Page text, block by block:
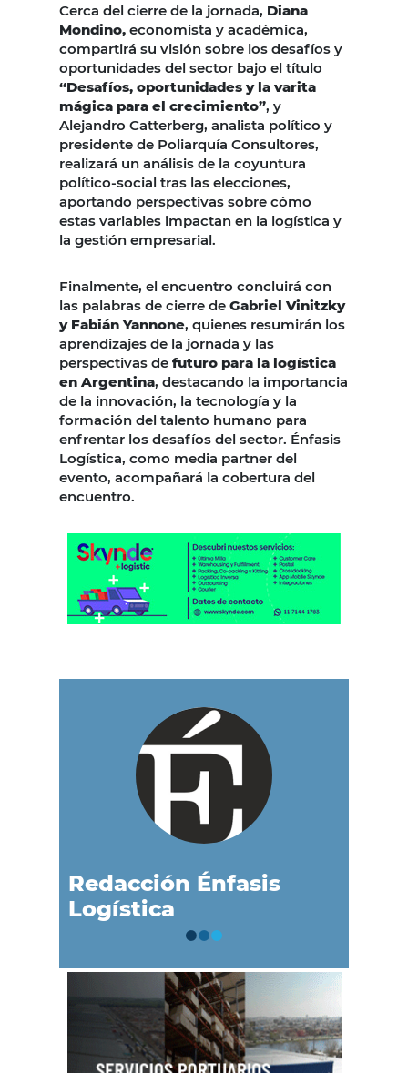
Cerca del cierre de la jornada, Diana
Mondino, economista y académica,
compartirá su visión sobre los desafíos y
oportunidades del sector bajo el título
“Desafíos, oportunidades y la varita
mágica para el crecimiento”, y
Alejandro Catterberg, analista político y
presidente de Poliarquía Consultores,
realizará un análisis de la coyuntura
político-social tras las elecciones,
aportando perspectivas sobre cómo
estas variables impactan en la logística y
la gestión empresarial.
Finalmente, el encuentro concluirá con
las palabras de cierre de Gabriel Vinitzky
y Fabián Yannone, quienes resumirán los
aprendizajes de la jornada y las
perspectivas de futuro para la logística
en Argentina, destacando la importancia
de la innovación, la tecnología y la
formación del talento humano para
enfrentar los desafíos del sector. Énfasis
Logística, como media partner del
evento, acompañará la cobertura del
encuentro.
Redacción Énfasis
Logística